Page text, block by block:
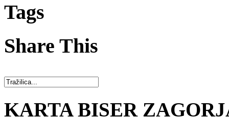
Tags
Share This
KARTA BISER